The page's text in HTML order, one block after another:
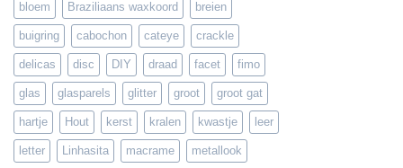
bloem Braziliaans waxkoord breien
buigring cabochon cateye crackle
delicas disc DIY draad facet fimo
glas glasparels glitter groot groot gat
hartje Hout kerst kralen kwastje leer
letter Linhasita macrame metallook